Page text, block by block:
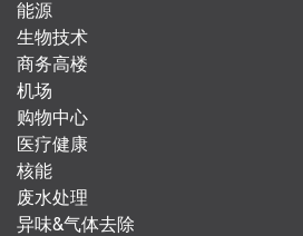
能源
生物技术
商务高楼
机场
购物中心
医疗健康
核能
废水处理
异味&气体去除